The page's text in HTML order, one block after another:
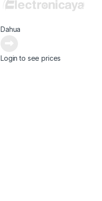
Dahua
Login to see prices